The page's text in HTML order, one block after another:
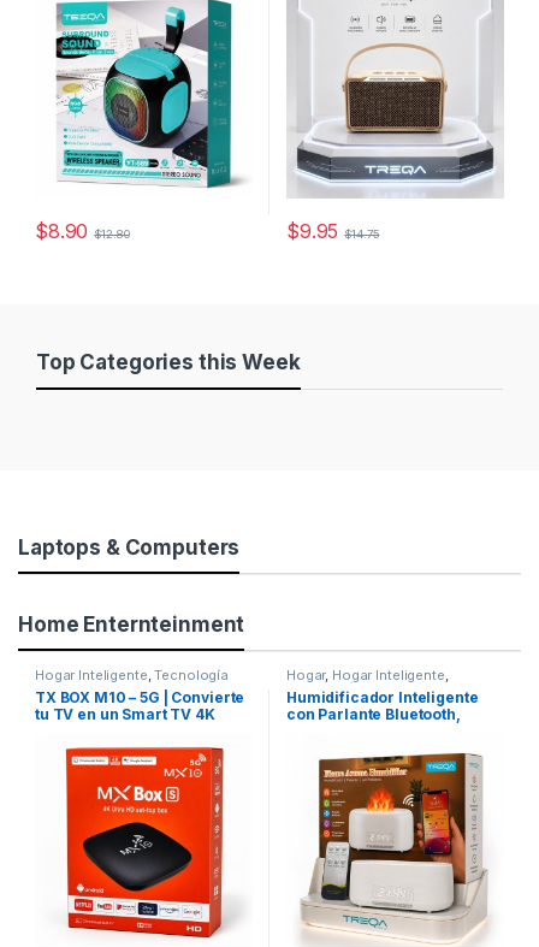
$8.90 $12.80
Este producto tiene múltiples variantes. Las opciones se
$9.95 $14.75
Este producto tiene múltiples
Top Categories this Week
Laptops & Computers
Home Enternteinment
Hogar Inteligente ,Tecnología
TX BOX M10 – 5G | Convierte
tu TV en un Smart TV 4K
Hogar, Hogar Inteligente
Tecnología
Humidificador Inteligente
con Parlante Bluetooth,